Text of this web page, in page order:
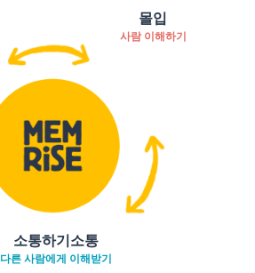
몰입
사람 이해하기
소통하기소통
다른 사람에게 이해받기